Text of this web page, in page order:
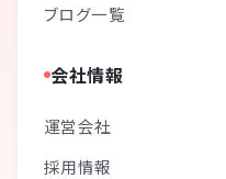
ブログ一覧
会社情報
運営会社
採用情報